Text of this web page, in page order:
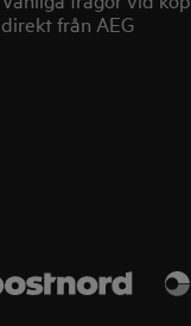
direkt från AEG